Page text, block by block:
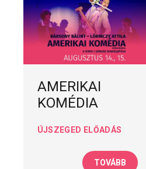
AMERIKAI
KOMÉDIA
ÚJSZEGED ELŐADÁS
TOVÁBB